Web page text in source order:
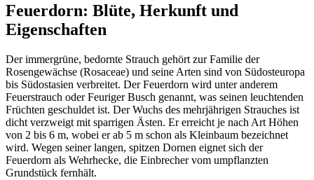
Feuerdorn: Blüte, Herkunft und
Eigenschaften
Der immergrüne, bedornte Strauch gehört zur Familie der
Rosengewächse (Rosaceae) und seine Arten sind von Südosteuropa
bis Südostasien verbreitet. Der Feuerdorn wird unter anderem
Feuerstrauch oder Feuriger Busch genannt, was seinen leuchtenden
Früchten geschuldet ist. Der Wuchs des mehrjährigen Strauches ist
dicht verzweigt mit sparrigen Ästen. Er erreicht je nach Art Höhen
von 2 bis 6 m, wobei er ab 5 m schon als Kleinbaum bezeichnet
wird. Wegen seiner langen, spitzen Dornen eignet sich der
Feuerdorn als Wehrhecke, die Einbrecher vom umpflanzten
Grundstück fernhält.